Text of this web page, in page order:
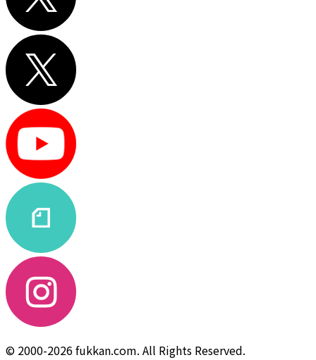
© 2000-2026 fukkan.com. All Rights Reserved.